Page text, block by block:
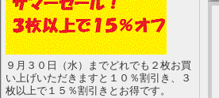
９月３０日（水）までどれでも２枚お買
い上げいただきますと１０％割引き、３
枚以上で１５％割引きとお得です。